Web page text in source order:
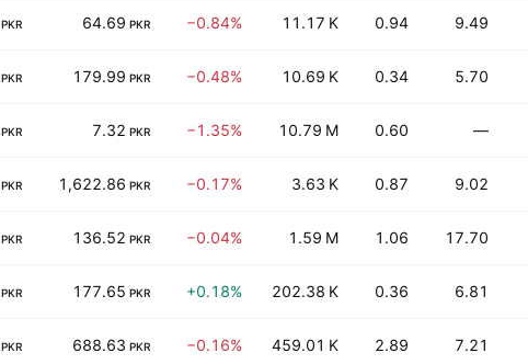
PKR 64.69 PKR −0.84% 11.17 K 0.94 9.49
PKR 179.99 PKR −0.48% 10.69 K 0.34 5.70
PKR 7.32 PKR −1.35% 10.79 M 0.60 —
PKR 1,622.86 PKR −0.17% 3.63 K 0.87 9.02
PKR 136.52 PKR −0.04% 1.59 M 1.06 17.70
PKR 177.65 PKR +0.18% 202.38 K 0.36 6.81
PKR 688.63 PKR −0.16% 459.01 K 2.89 7.21